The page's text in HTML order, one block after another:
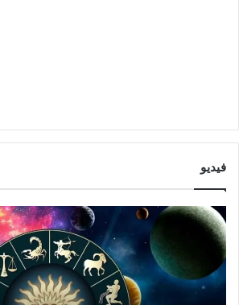
فيديو
و
ق
ع
ا